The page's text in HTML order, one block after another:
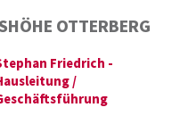
OTTERBERG
Friedrich -
/